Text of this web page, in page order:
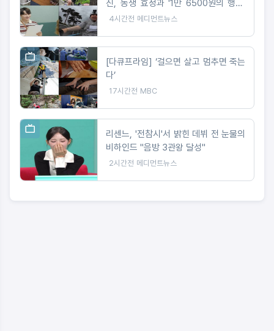
진, 동생 효정과 '1만 6500원의 행복'
도전
4시간전 메디먼트뉴스
[다큐프라임] ‘걸으면 살고 멈추면 죽는
다’
17시간전 MBC
리센느, '전참시'서 밝힌 데뷔 전 눈물의
비하인드 "음방 3관왕 달성"
2시간전 메디먼트뉴스